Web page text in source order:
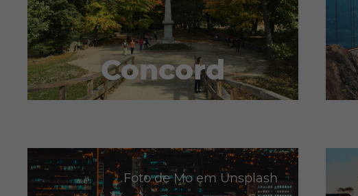
Concord
Foto deMoem Unsplash